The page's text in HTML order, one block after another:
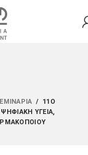
/
11Ο
ΥΓΕΊΑ,